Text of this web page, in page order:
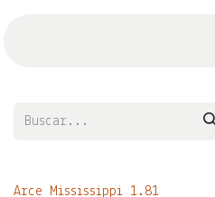
Arce Mississippi 1.81